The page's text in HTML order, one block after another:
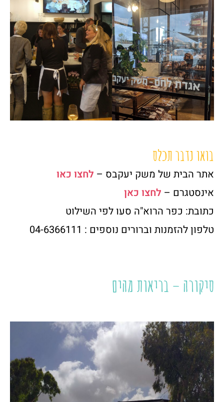
בואו נדבר תכלס
אתר הבית של משק יעקבס – לחצו כאו
אינסטגרם – לחצו כאן
כתובת: כפר הרוא"ה סעו לפי השילוט
טלפון להזמנות וברורים נוספים : 04-6366111
סיקורה – בריאות מהים